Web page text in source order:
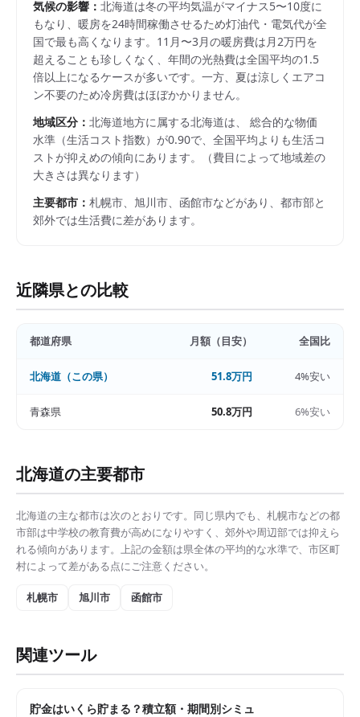
気候の影響： 北海道は冬の平均気温がマイナス5〜10度に
もなり、暖房を24時間稼働させるため灯油代・電気代が全
国で最も高くなります。11月〜3月の暖房費は月2万円を
超えることも珍しくなく、年間の光熱費は全国平均の1.5
倍以上になるケースが多いです。一方、夏は涼しくエアコ
ン不要のため冷房費はほぼかかりません。
地域区分： 北海道地方に属する北海道は、 総合的な物価
水準（生活コスト指数）が0.90で、 全国平均よりも生活コ
ストが抑えめの傾向にあります。
（費目によって地域差の
大きさは異なります）
主要都市： 札幌市、旭川市、函館市などがあり、都市部と
郊外では生活費に差があります。
近隣県との比較
都道府県 月額（目安） 全国比
北海道 （この県） 51.8万円 4%安い
青森県 50.8万円 6%安い
北海道の主要都市
北海道の主な都市は次のとおりです。同じ県内でも、 札幌市などの都
市部は中学校の教育費が高めになりやすく、郊外や周辺部では抑えら
れる傾向があります。上記の金額は県全体の平均的な水準で、市区町
村によって差がある点にご注意ください。
札幌市 旭川市 函館市
関連ツール
貯金はいくら貯まる？積立額・期間別シミュ